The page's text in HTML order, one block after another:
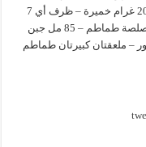
لعمل البيتزا بجميع الانواع المكوّنات : دقيق – 200 غرام خميرة – ظرف أي 7
غرام سكر – ملعقة صغيرة ماء دافئ – 125 مل صلصة طماطم – 85 مل جبن
مبشور – ملعقتان كبيرتان طماطم